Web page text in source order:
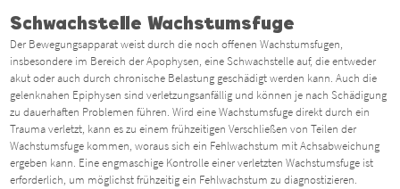
Schwachstelle Wachstumsfuge
Der Bewegungsapparat weist durch die noch offenen Wachstumsfugen,
insbesondere im Bereich der Apophysen, eine Schwachstelle auf, die entweder
akut oder auch durch chronische Belastung geschädigt werden kann. Auch die
gelenknahen Epiphysen sind verletzungsanfällig und können je nach Schädigung
zu dauerhaften Problemen führen. Wird eine Wachstumsfuge direkt durch ein
Trauma verletzt, kann es zu einem frühzeitigen Verschließen von Teilen der
Wachstumsfuge kommen, woraus sich ein Fehlwachstum mit Achsabweichung
ergeben kann. Eine engmaschige Kontrolle einer verletzten Wachstumsfuge ist
erforderlich, um möglichst frühzeitig ein Fehlwachstum zu diagnostizieren.